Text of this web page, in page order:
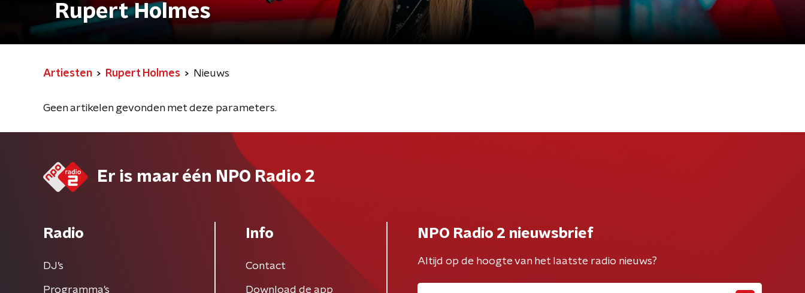
Rupert Holmes
Artiesten Rupert Holmes Nieuws
Geen artikelen gevonden met deze parameters.
Er is maar één NPO Radio 2
Radio
DJ’s
Programma's
Info
Contact
Download de app
NPO Radio 2 nieuwsbrief
Altijd op de hoogte van het laatste radio nieuws?